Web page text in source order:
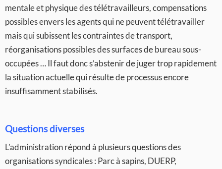
mentale et physique des télétravailleurs, compensations
possibles envers les agents qui ne peuvent télétravailler
mais qui subissent les contraintes de transport,
réorganisations possibles des surfaces de bureau sous-
occupées … Il faut donc s’abstenir de juger trop rapidement
la situation actuelle qui résulte de processus encore
insuffisamment stabilisés.
Questions diverses
L’administration répond à plusieurs questions des
organisations syndicales : Parc à sapins, DUERP,